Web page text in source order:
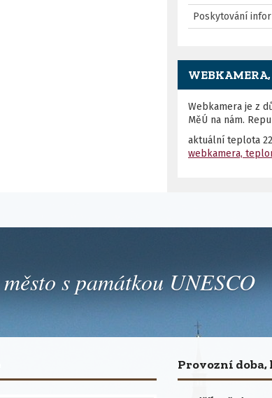
Poskytování
WEBKAMERA,
Webkamera je z
MěÚ na nám.
aktuální teplota
webkamera,
město s památkou UNESCO
Provozní